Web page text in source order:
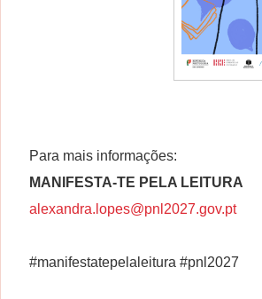
Para mais informações:
MANIFESTA-TE PELA LEITURA
alexandra.lopes@pnl2027.gov.pt
#manifestatepelaleitura #pnl2027